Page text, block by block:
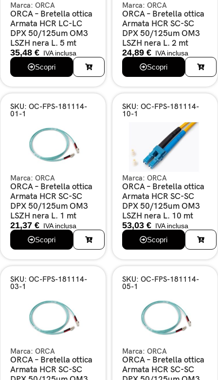
Marca: ORCA
ORCA – Bretella ottica
Armata HCR LC-LC
DPX 50/125um OM3
LSZH nera L. 5 mt
35,48 € IVA inclusa
Scopri
Marca: ORCA
ORCA – Bretella ottica
Armata HCR SC-SC
DPX 50/125um OM3
LSZH nera L. 2 mt
24,89 € IVA inclusa
Scopri
SKU: OC-FPS-181114-
01-1
Marca: ORCA
ORCA – Bretella ottica
Armata HCR SC-SC
DPX 50/125um OM3
LSZH nera L. 1 mt
21,37 € IVA inclusa
Scopri
SKU: OC-FPS-181114-
10-1
Marca: ORCA
ORCA – Bretella ottica
Armata HCR SC-SC
DPX 50/125um OM3
LSZH nera L. 10 mt
53,03 € IVA inclusa
Scopri
SKU: OC-FPS-181114-
03-1
Marca: ORCA
ORCA – Bretella ottica
Armata HCR SC-SC
SKU: OC-FPS-181114-
05-1
Marca: ORCA
ORCA – Bretella ottica
Armata HCR SC-SC